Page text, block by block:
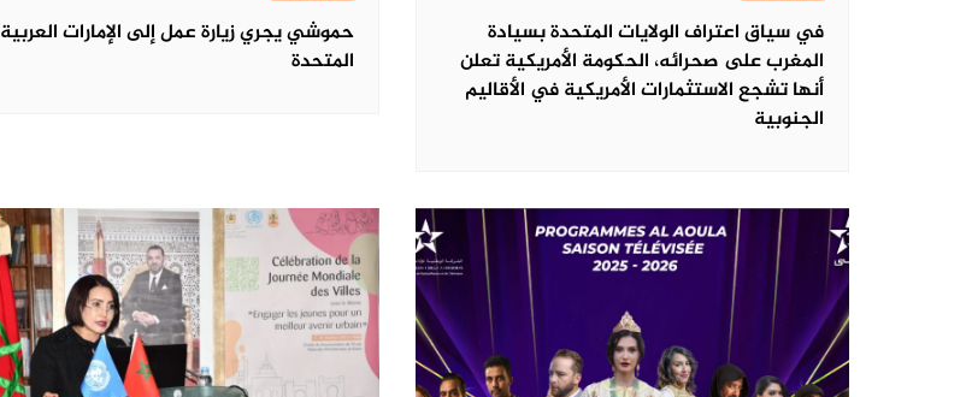
في سياق اعتراف الولايات المتحدة بسيادة
المغرب على صحرائه، الحكومة الأمريكية تعلن
أنها تشجع الاستثمارات الأمريكية في الأقاليم
الجنوبية
حموشي يجري زيارة عمل إلى الإمارات العربية
المتحدة